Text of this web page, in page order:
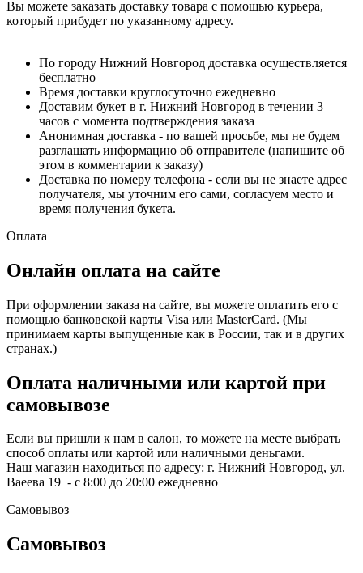
Вы можете заказать доставку товара с помощью курьера,
который прибудет по указанному адресу.
По городу Нижний Новгород доставка осуществляется
бесплатно
Время доставки круглосуточно ежедневно
Доставим букет в г. Нижний Новгород в течении 3
часов с момента подтверждения заказа
Анонимная доставка - по вашей просьбе, мы не будем
разглашать информацию об отправителе (напишите об
этом в комментарии к заказу)
Доставка по номеру телефона - если вы не знаете адрес
получателя, мы уточним его сами, согласуем место и
время получения букета.
Оплата
Онлайн оплата на сайте
При оформлении заказа на сайте, вы можете оплатить его с
помощью банковской карты Visa или MasterCard. (Мы
принимаем карты выпущенные как в России, так и в других
странах.)
Оплата наличными или картой при
самовывозе
Если вы пришли к нам в салон, то можете на месте выбрать
способ оплаты или картой или наличными деньгами.
Наш магазин находиться по адресу: г. Нижний Новгород, ул.
Ваеева 19 - с 8:00 до 20:00 ежедневно
Самовывоз
Самовывоз